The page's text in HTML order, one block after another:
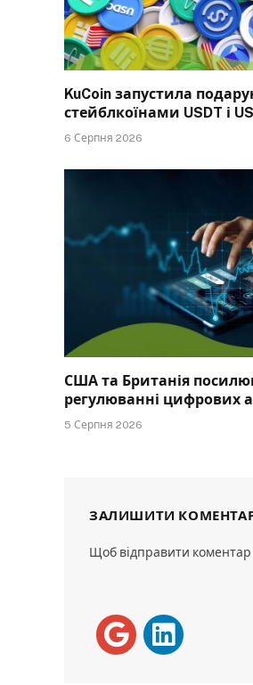
KuCoin запустила
стейблкоїнами USDT і
6 Серпня 2026
США та Британія
регулюванні цифрових
5 Серпня 2026
ЗАЛИШИТИ
Щоб відправити коментар